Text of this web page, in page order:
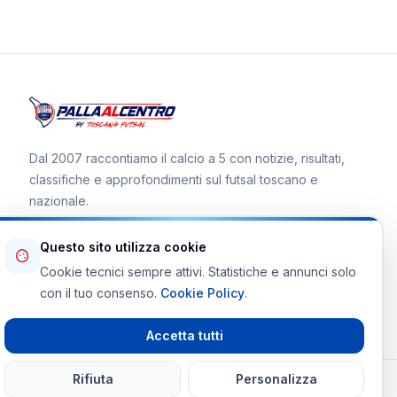
Dal 2007 raccontiamo il calcio a 5 con notizie, risultati,
classifiche e approfondimenti sul futsal toscano e
nazionale.
Canale WhatsApp
Telegram Toscana Futsal
© 2026 Palla al Centro · Tutti i diritti riservati
Questo sito utilizza cookie
Cookie tecnici sempre attivi. Statistiche e annunci solo
con il tuo consenso. Cookie Policy.
Accetta tutti
Rifiuta Personalizza